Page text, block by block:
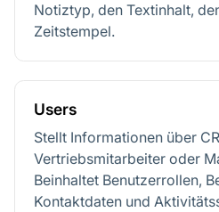
Notiztyp, den Textinhalt,
Zeitstempel.
Users
Stellt Informationen über
Vertriebsmitarbeiter oder
Beinhaltet Benutzerrollen,
Kontaktdaten und